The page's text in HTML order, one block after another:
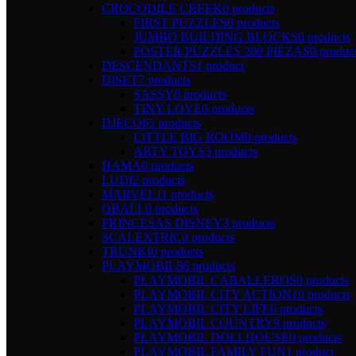
CROCODILE CREEK0 products
FIRST PUZZLES0 products
JUMBO BUILDING BLOCKS0 products
POSTER PUZZLES 200 PIEZAS0
DESCENDANTS1 product
DISET7 products
SASSY0 products
TINY LOVE0 products
DJECO65 products
LITTLE BIG ROOM0 products
ARTY TOYS3 products
HAMA0 products
LUDI2 products
MARVEL11 products
OBALL0 products
PRINCESAS DISNEY3 products
SCALEXTRIC0 products
TRUNKI0 products
PLAYMOBIL86 products
PLAYMOBIL CABALLEROS0 products
PLAYMOBIL CITY ACTION10 products
PLAYMOBIL CITY LIFE6 products
PLAYMOBIL COUNTRY9 products
PLAYMOBIL DOLLHOUSE0 products
PLAYMOBIL FAMILY FUN1 product